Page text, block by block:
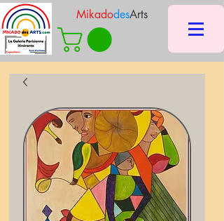
MikadodesArts